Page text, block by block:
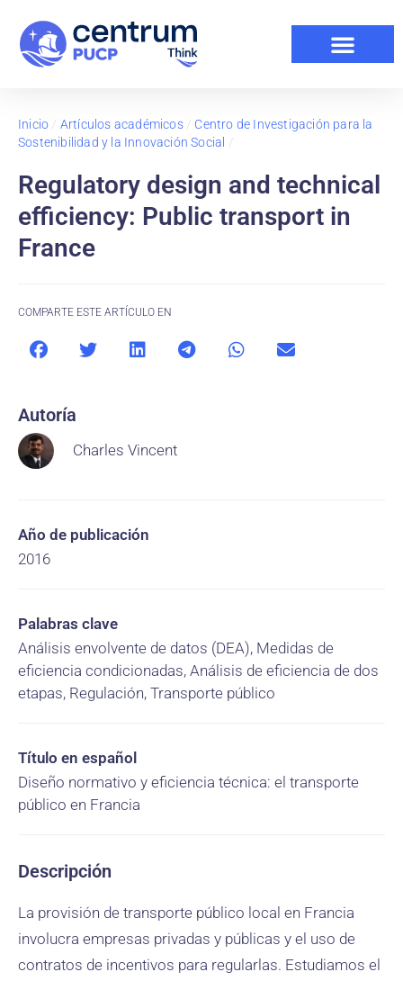
Inicio / Artículos académicos/ Centro de Investigación para la
Sostenibilidad y la Innovación Social /
Regulatory design and technical
efficiency: Public transport in
France
COMPARTE ESTE ARTÍCULO EN
Autoría
Charles Vincent
Año de publicación
2016
Palabras clave
Análisis envolvente de datos (DEA), Medidas de
eficiencia condicionadas, Análisis de eficiencia de dos
etapas, Regulación, Transporte público
Título en español
Diseño normativo y eficiencia técnica: el transporte
público en Francia
Descripción
La provisión de transporte público local en Francia
involucra empresas privadas y públicas y el uso de
contratos de incentivos para regularlas. Estudiamos el